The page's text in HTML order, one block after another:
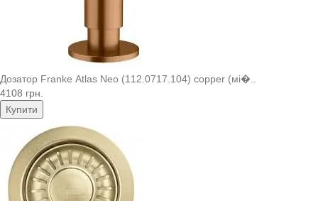
Дозатор Franke Atlas Neo (112.0717.104) copper (мі�..
4108 грн.
Купити